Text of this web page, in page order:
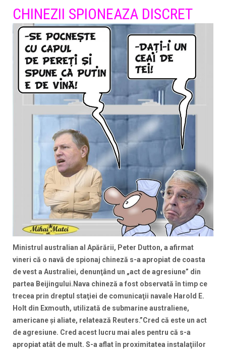
CHINEZII SPIONEAZA DISCRET
Ministrul australian al Apărării, Peter Dutton, a afirmat
vineri că o navă de spionaj chineză s-a apropiat de coasta
de vest a Australiei, denunţând un „act de agresiune” din
partea Beijingului.Nava chineză a fost observată în timp ce
trecea prin dreptul staţiei de comunicaţii navale Harold E.
Holt din Exmouth, utilizată de submarine australiene,
americane şi aliate, relatează Reuters.”Cred că este un act
de agresiune. Cred acest lucru mai ales pentru că s-a
apropiat atât de mult. S-a aflat în proximitatea instalaţiilor